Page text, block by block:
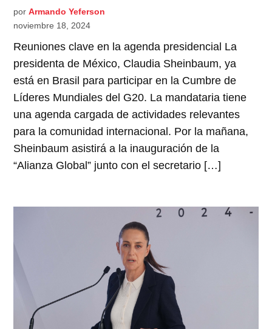
por Armando Yeferson
noviembre 18, 2024
Reuniones clave en la agenda presidencial La
presidenta de México, Claudia Sheinbaum, ya
está en Brasil para participar en la Cumbre de
Líderes Mundiales del G20. La mandataria tiene
una agenda cargada de actividades relevantes
para la comunidad internacional. Por la mañana,
Sheinbaum asistirá a la inauguración de la
“Alianza Global” junto con el secretario […]